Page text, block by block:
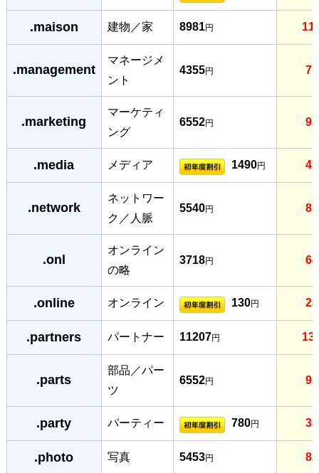
.maison 建物／家 8981円
.management
マネージメ
ント
4355円
.marketing
マーケティ
ング
6552円
.media メディア 1490円
.network
ネットワー
ク／人脈
5540円
.onl
オンライン
の略
3718円
.online オンライン 130円
.partners パートナー 11207円
.parts
部品／パー
ツ
6552円
.party パーティー 780円
.photo 写真 5453円